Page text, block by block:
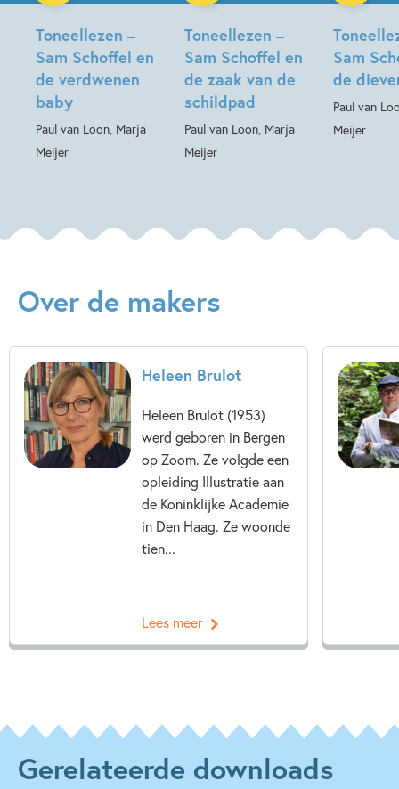
Toneellezen –
Sam Schoffel en
de verdwenen
baby
Paul van Loon, Marja
Meijer
Toneellezen –
Sam Schoffel en
de zaak van de
schildpad
Paul van Loon, Marja
Meijer
Sam
de
Paul van
Meijer
Over de makers
Heleen Brulot
Heleen Brulot (1953)
werd geboren in Bergen
op Zoom. Ze volgde een
opleiding Illustratie aan
de Koninklijke Academie
in Den Haag. Ze woonde
tien...
Lees meer
Gerelateerde downloads